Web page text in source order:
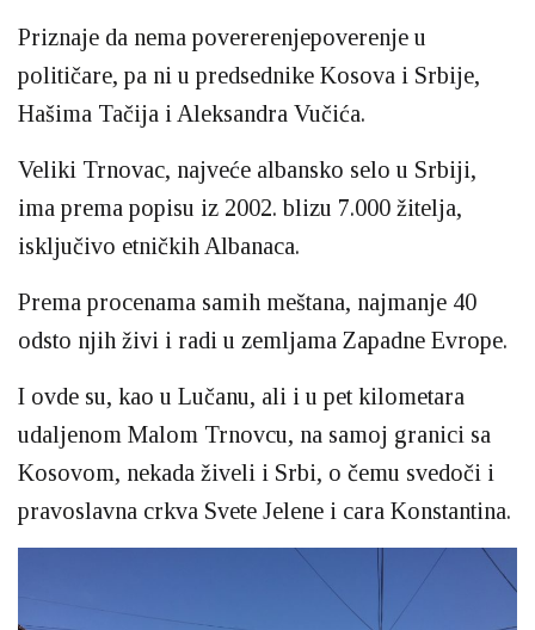
Priznaje da nema povererenjepoverenje u
političare, pa ni u predsednike Kosova i Srbije,
Hašima Tačija i Aleksandra Vučića.
Veliki Trnovac, najveće albansko selo u Srbiji,
ima prema popisu iz 2002. blizu 7.000 žitelja,
isključivo etničkih Albanaca.
Prema procenama samih meštana, najmanje 40
odsto njih živi i radi u zemljama Zapadne Evrope.
I ovde su, kao u Lučanu, ali i u pet kilometara
udaljenom Malom Trnovcu, na samoj granici sa
Kosovom, nekada živeli i Srbi, o čemu svedoči i
pravoslavna crkva Svete Jelene i cara Konstantina.